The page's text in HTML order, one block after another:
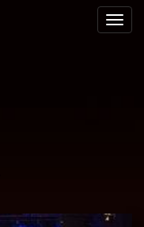
Toggle